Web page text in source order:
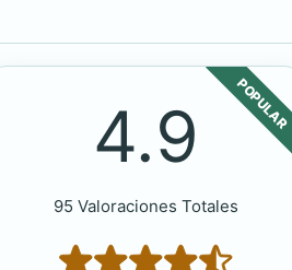
POPULAR
4.9
95 Valoraciones Totales